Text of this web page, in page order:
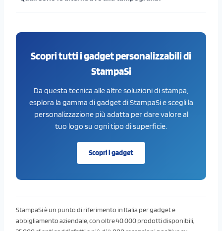
Scopri tutti i gadget personalizzabili di
StampaSi
Da questa tecnica alle altre soluzioni di stampa,
esplora la gamma di gadget di StampaSi e scegli la
personalizzazione più adatta per dare valore al
tuo logo su ogni tipo di superficie.
Scopri i gadget
StampaSi è un punto di riferimento in Italia per gadget e
abbigliamento aziendale, con oltre 40.000 prodotti disponibili,